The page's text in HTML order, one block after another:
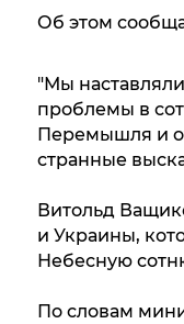
Об этом
"Мы
проблемы в
Перемышля и
странные
Витольд
и Украины,
Небесную
По словам